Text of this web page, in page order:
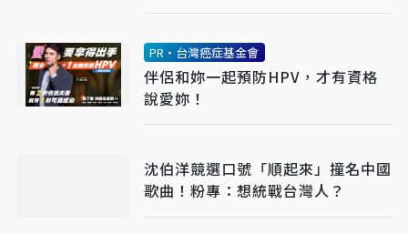
PR・台灣癌症基金會
伴侶和妳一起預防HPV，才有資格
說愛妳！
沈伯洋競選口號「順起來」撞名中國
歌曲！粉專：想統戰台灣人？